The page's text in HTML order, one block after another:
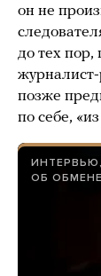
он не
до тех пор,
позже
по себе,
ОБ ОБМЕНЕ